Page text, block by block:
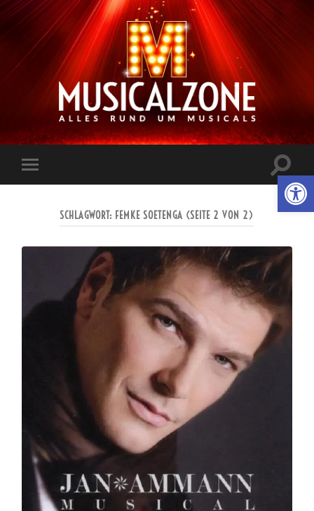
Musicalzone.de
Mobile-
Menü
ein-/
SCHLAGWORT: FEMKE SOETENGA (SEITE 2 VON 2)